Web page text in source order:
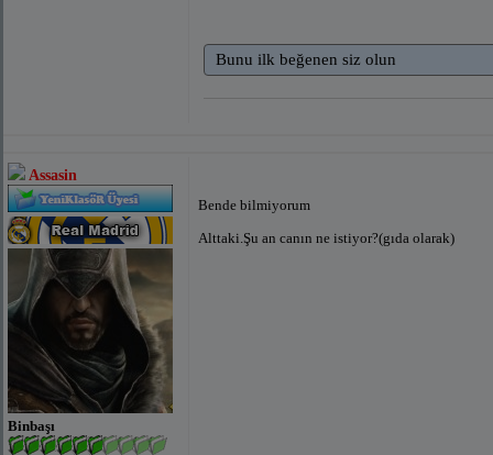
Bunu ilk beğenen siz olun
Assasin
Binbaşı
Bende bilmiyorum
Alttaki.Şu an canın ne istiyor?(gıda olarak)